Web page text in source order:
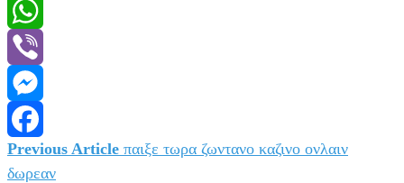
Message
WhatsApp
Viber
Messenger
Facebook
Πλοήγηση
Previous Article παιξε τωρα ζωντανο καζινο ονλαιν
δωρεαν